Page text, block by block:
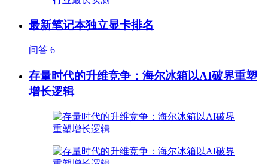
最新笔记本独立显卡排名
问答 6
存量时代的升维竞争：海尔冰箱以AI破界重塑
增长逻辑